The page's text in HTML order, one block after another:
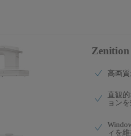
高画
直観
ョン
ィを